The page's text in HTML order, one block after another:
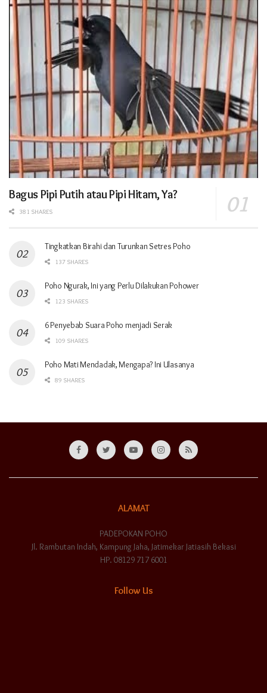
POKSAY SONTOJOYO
00:00:57
Bagus Pipi Putih atau Pipi Hitam, Ya?
381 SHARES
Tingkatkan Birahi dan Turunkan Setres Poho
137 SHARES
Poho Ngurak, Ini yang Perlu Dilakukan Pohower
123 SHARES
6 Penyebab Suara Poho menjadi Serak
109 SHARES
Poho Mati Mendadak, Mengapa? Ini Ulasanya
89 SHARES
ALAMAT
PADEPOKAN POHO
Jl. Rambutan Indah, Kampung Jaha, Jatimekar Jatiasih Bekasi
HP. 08129 717 6001
Follow Us